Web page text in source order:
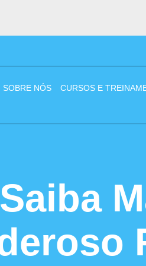
SOBRE NÓS CURSOS E